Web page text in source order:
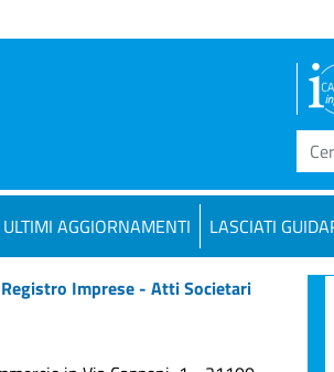
ULTIMI AGGIORNAMENTI LASCIATI
Imprese - Atti Societari